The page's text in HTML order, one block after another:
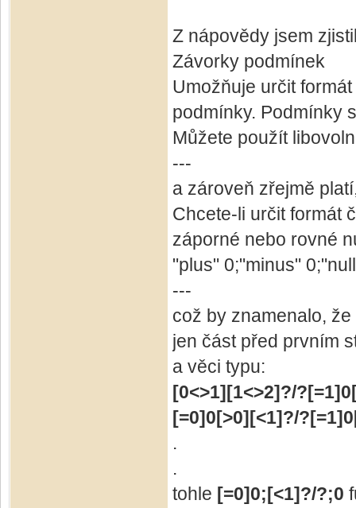
Z nápovědy jsem
Závorky podmínek
Umožňuje určit
podmínky. Podmínky
Můžete použít
---
a zároveň zřejmě
Chcete-li určit formát
záporné nebo rovné
"plus" 0;"minus"
---
což by znamenalo,
jen část před prvním
a věci typu:
[0<>1][1<>2]?/
[=0]0[>0][<1]?/
.
.
tohle [=0]0;[<1]?/?;0